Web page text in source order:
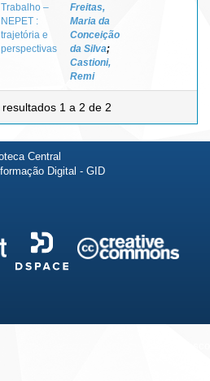
Trabalho –
NEPET :
trajetória e
perspectivas
Freitas,
Maria da
Conceição
da Silva;
Castioni,
Remi
1 a 2 de 2
Central
Digital - GID